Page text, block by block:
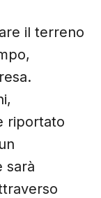
il terreno
riportato
sarà